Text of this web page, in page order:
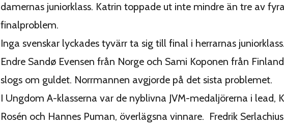
damernas juniorklass. Katrin toppade ut inte mindre än tre av fyra
finalproblem.
Inga svenskar lyckades tyvärr ta sig till final i herrarnas
Endre Sandø Evensen från Norge och Sami Koponen från
slogs om guldet. Norrmannen avgjorde på det sista problemet.
I Ungdom A-klasserna var de nyblivna JVM-medaljörerna i lead,
Rosén och Hannes Puman, överlägsna vinnare. Fredrik